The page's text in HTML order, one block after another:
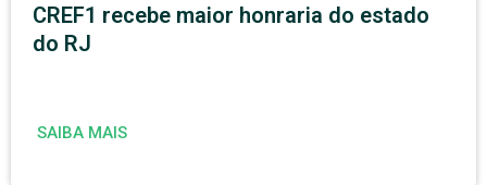
CREF1 recebe maior honraria do estado
do RJ
SAIBA MAIS